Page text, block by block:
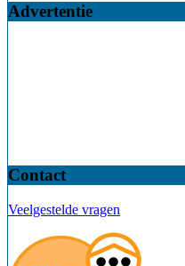
Advertentie
Contact
Veelgestelde vragen